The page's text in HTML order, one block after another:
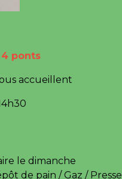
4 ponts
accueillent
le dimanche
de pain / Gaz / Presse